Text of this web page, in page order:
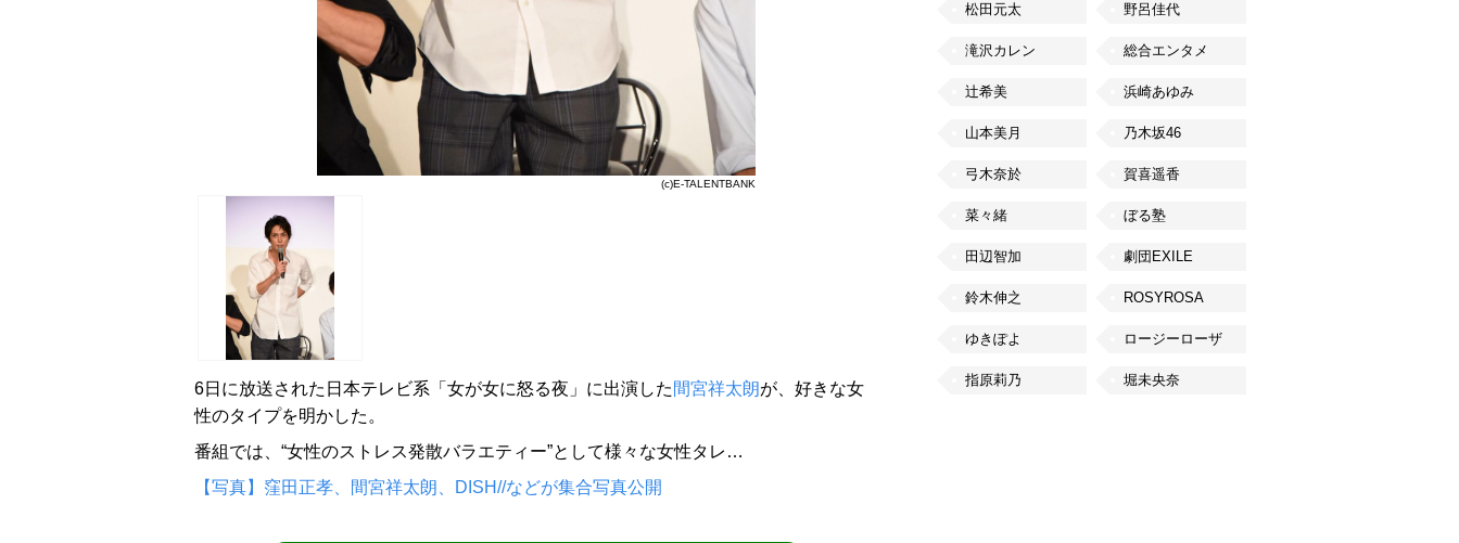
(c)E-TALENTBANK
6日に放送された日本テレビ系「女が女に怒る夜」に出演した 間宮祥太朗が、好きな女
性のタイプを明かした。
番組では、“女性のストレス発散バラエティー”として様々な女性タレ…
【写真】窪田正孝、間宮祥太朗、DISH//などが集合写真公開
松田元太 野呂佳代
滝沢カレン 総合エンタメ
辻希美 浜崎あゆみ
山本美月 乃木坂46
弓木奈於 賀喜遥香
菜々緒 ぼる塾
田辺智加 劇団EXILE
鈴木伸之 ROSYROSA
ゆきぽよ ロージーローザ
指原莉乃 堀未央奈